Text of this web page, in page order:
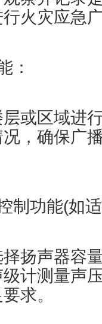
火灾应急
：
或区域进
，确保广
制功能‌(如
扬声器容
计测量声
求。